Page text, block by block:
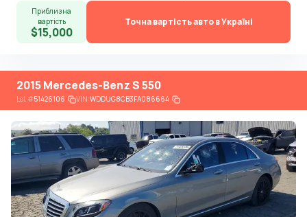
Приблизна
вартість
$15,000
Точна вартість авто в Україні
2015 Mercedes-Benz S 550
Lot#51426106 VIN:WDDUG8CB3FA086664